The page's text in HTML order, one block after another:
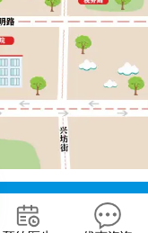
医院
？